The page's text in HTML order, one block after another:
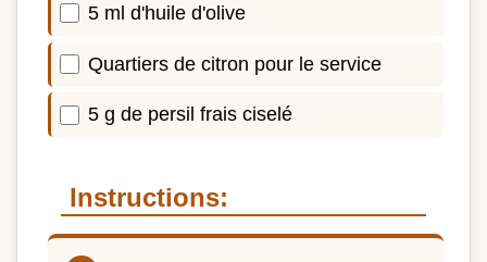
5 ml d'huile d'olive
Quartiers de citron pour le service
5 g de persil frais ciselé
Instructions: